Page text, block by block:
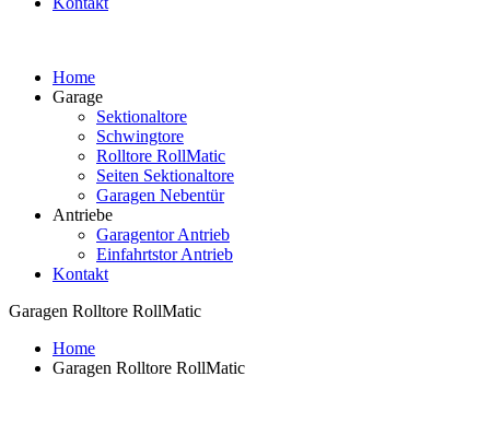
Home
Garage
Sektionaltore
Schwingtore
Rolltore RollMatic
Seiten Sektionaltore
Garagen Nebentür
Antriebe
Garagentor Antrieb
Einfahrtstor Antrieb
Kontakt
Garagen Rolltore RollMatic
Home
Garagen Rolltore RollMatic